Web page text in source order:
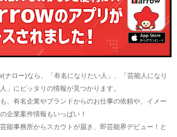
ナロー)なら、「有名になりたい人」、「芸能人になり
」にピッタリの情報が見つかります。
、有名企業やブランドからのお仕事の依頼や、イメー
企業案件情報もいっぱい！
能事務所からスカウトが届き、即芸能界デビュー！と